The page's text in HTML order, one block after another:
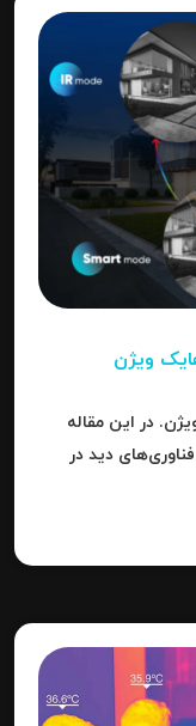
ویژن
در این مقاله
دید در